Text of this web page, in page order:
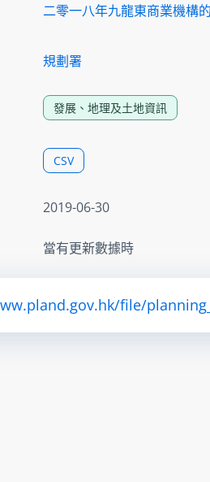
二零一八年九龍東商業機構
規劃署
發展、地理及土地資訊
CSV
2019-06-30
當有更新數據時
file/